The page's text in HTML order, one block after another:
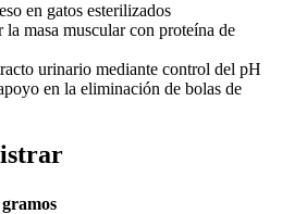
en gatos esterilizados
masa muscular con proteína de
urinario mediante control del pH
en la eliminación de bolas de